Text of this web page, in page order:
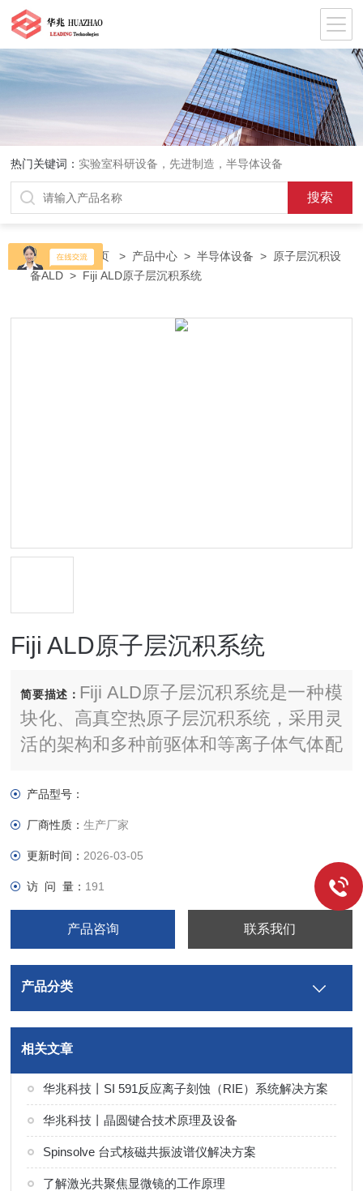
热门关键词： 实验室科研设备，先进制造，半导体设备
当前位置：首页 > 产品中心 >半导体设备 > 原子层沉积设
备ALD > Fiji ALD原子层沉积系统
Fiji ALD原子层沉积系统
简要描述： Fiji ALD原子层沉积系统是一种模
块化、高真空热原子层沉积系统，采用灵
活的架构和多种前驱体和等离子体气体配
ALD 系统，能够执行热成像和等离子体
增强沉积。
产品型号：
厂商性质：生产厂家
更新时间： 2026-03-05
访 问 量： 191
产品咨询 联系我们
产品分类
相关文章
华兆科技丨SI 591反应离子刻蚀（RIE）系统解决方案
华兆科技丨晶圆键合技术原理及设备
Spinsolve 台式核磁共振波谱仪解决方案
了解激光共聚焦显微镜的工作原理